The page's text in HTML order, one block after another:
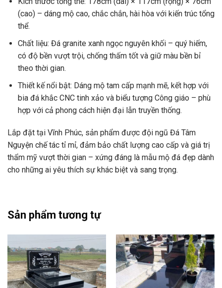
(cao) – dáng mộ cao, chắc chắn, hài hòa với kiến trúc tổng
thể.
Chất liệu: Đá granite xanh ngọc nguyên khối – quý hiếm,
có độ bền vượt trội, chống thấm tốt và giữ màu bền bỉ
theo thời gian.
Thiết kế nổi bật: Dáng mộ tam cấp mạnh mẽ, kết hợp với
bia đá khắc CNC tinh xảo và biểu tượng Công giáo – phù
hợp với cả phong cách hiện đại lẫn truyền thống.
Lắp đặt tại Vĩnh Phúc, sản phẩm được đội ngũ Đá Tâm
Nguyện chế tác tỉ mỉ, đảm bảo chất lượng cao cấp và giá trị
thẩm mỹ vượt thời gian – xứng đáng là mẫu mộ đá đẹp dành
cho những ai yêu thích sự khác biệt và sang trọng.
Sản phẩm tương tự